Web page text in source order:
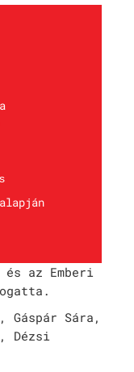
az Emberi
Gáspár Sára,
Dézsi